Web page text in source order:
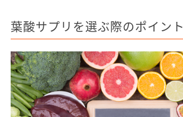
葉酸サプリを選ぶ際のポイント